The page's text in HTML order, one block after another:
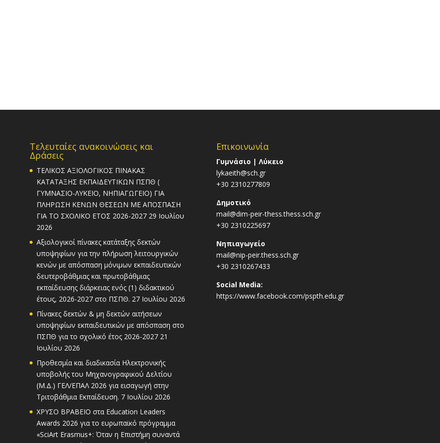
Τελευταίες ανακοινώσεις και
Δράσεις
ΤΕΛΙΚΟΣ ΑΞΙΟΛΟΓΙΚΟΣ ΠΙΝΑΚΑΣ
ΚΑΤΑΤΑΞΗΣ ΕΚΠΑΙΔΕΥΤΙΚΩΝ ΠΣΠΘ (
ΓΥΜΝΑΣΙΟ-ΛΥΚΕΙΟ, ΝΗΠΙΑΓΩΓΕΙΟ) ΓΙΑ
ΠΛΗΡΩΣΗ ΚΕΝΩΝ ΘΕΣΕΩΝ ΜΕ ΑΠΟΣΠΑΣΗ
ΓΙΑ ΤΟ ΣΧΟΛΙΚΟ ΕΤΟΣ 2026-2027 29 Ιουλίου
2026
Αξιολογικοί πίνακες κατάταξης δεκτών
υποψηφίων για την πλήρωση λειτουργικών
κενών με απόσπαση μόνιμων εκπαιδευτικών
δευτεροβάθμιας και πρωτοβάθμιας
εκπαίδευσης διάρκειας ενός (1) διδακτικού
έτους, 2026-2027 στο ΠΣΠΘ. 27 Ιουλίου 2026
Πίνακες δεκτών & μη δεκτών αιτήσεων
υποψηφίων εκπαιδευτικών με απόσπαση στο
ΠΣΠΘ για το σχολικό έτος 2026-2027 21
Ιουλίου 2026
Προθεσμία και διαδικασία Ηλεκτρονικής
υποβολής του Μηχανογραφικού Δελτίου
(Μ.Δ.) ΓΕΛ/ΕΠΑΛ 2026 για εισαγωγή στην
Τριτοβάθμια Εκπαίδευση. 7 Ιουλίου 2026
ΧΡΥΣΟ ΒΡΑΒΕΙΟ στα Education Leaders
Awards 2026 για το ευρωπαϊκό πρόγραμμα
«SciArt Erasmus+: Όταν η Επιστήμη συναντά
Επικοινωνία
Γυμνάσιο | Λύκειο
lykaeith@sch.gr
+30 2310277809
Δημοτικό
mail@dim-peir-thess.thess.sch.gr
+30 2310225697
Νηπιαγωγείο
mail@nip-peir.thess.sch.gr
+30 2310267433
Social Media:
https://www.facebook.com/pspth.edu.gr